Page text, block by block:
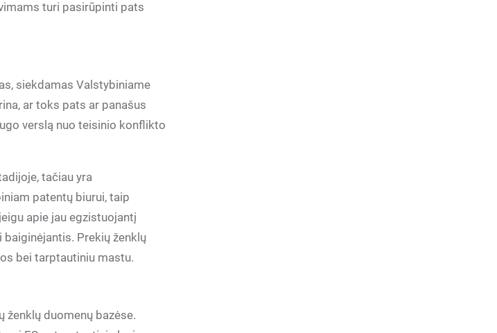
turi pasirūpinti pats
siekdamas Valstybiniame
ar toks pats ar panašus
verslą nuo teisinio konflikto
tačiau yra
patentų biurui, taip
apie jau egzistuojantį
Prekių ženklų
bei tarptautiniu mastu.
ženklų duomenų bazėse.